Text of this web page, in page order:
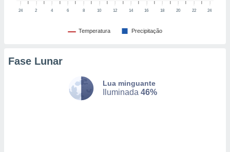
ou opor-
Temperatura Precipitação
24 2 4 6 8 10 12 14 16 18 20 22 24
Fase Lunar
Lua minguante
Iluminada 46%